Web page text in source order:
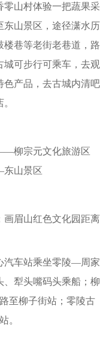
零山村体验一把蔬果采
东山景区，途径潇水历
楼巷等老街老巷道，路
城可步行可乘车，去观
色产品，去古城内清吧
。
柳宗元文化旅游区
山景区
画眉山红色文化园距离
汽车站乘坐零陵—周家
、犁头嘴码头乘船；柳
至柳子街站；零陵古
。